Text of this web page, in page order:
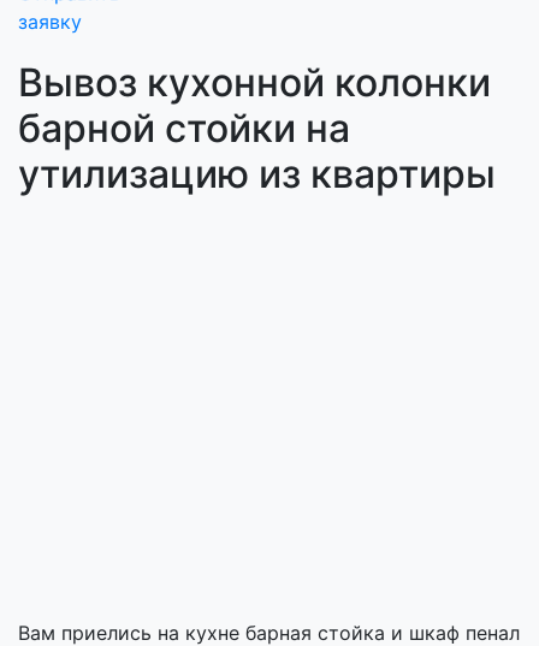
заявку
Вывоз кухонной колонки
барной стойки на
утилизацию из квартиры
Вам приелись на кухне барная стойка и шкаф пенал